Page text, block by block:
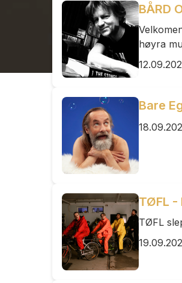
BÅRD
høyra
Bare
TØFL -
TØFL